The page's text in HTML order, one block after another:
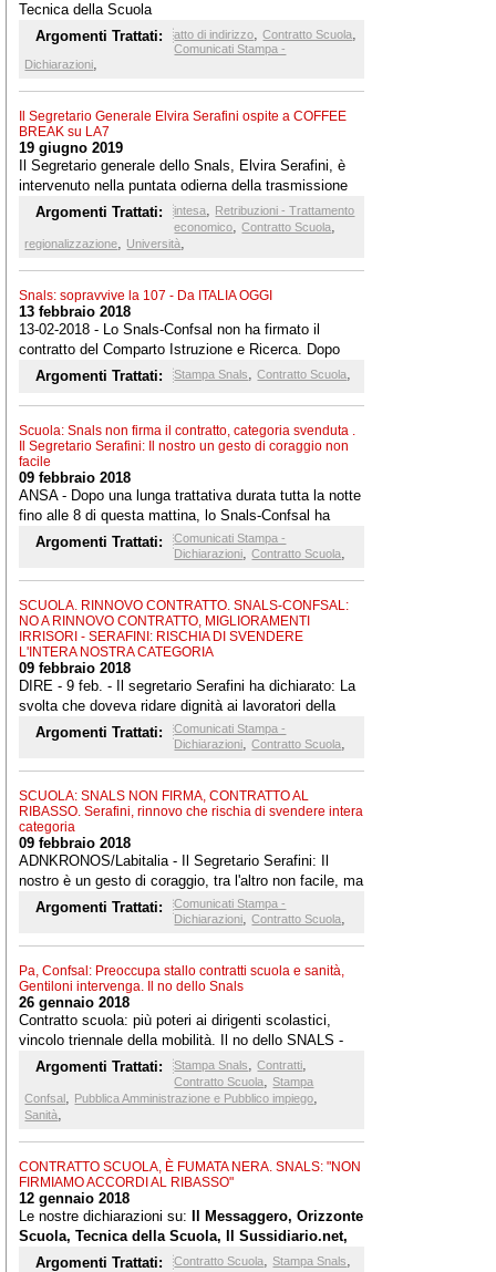
Tecnica della Scuola
Argomenti Trattati:
atto di indirizzo,Contratto Scuola,
Comunicati Stampa -
Dichiarazioni,
Il Segretario Generale Elvira Serafini ospite a COFFEE
BREAK su LA7
19 giugno 2019
Il Segretario generale dello Snals, Elvira Serafini, è
intervenuto nella puntata odierna della trasmissione
Coffee Break, talk show di approfondimento politico e
di attualità de La7, condotto da Andrea Pancani.
Argomenti Trattati: intesa, Retribuzioni - Trattamento
economico,Contratto Scuola,
regionalizzazione, Università,
Snals: sopravvive la 107 - Da ITALIA OGGI
13 febbraio 2018
13-02-2018 - Lo Snals-Confsal non ha firmato il
contratto del Comparto Istruzione e Ricerca. Dopo
mesi di incontri insoddisfacenti, la trattativa si è
conclusa in maniera approssimativa e in assenza di
approfondimento. ...Il tutto in una nottata. Il contratto,
chiuso in regime di vigenza della legge 107, ne
ripropone tutti gli istituti
Argomenti Trattati: Stampa Snals,Contratto Scuola,
Scuola: Snals non firma il contratto, categoria svenduta .
Il Segretario Serafini: Il nostro un gesto di coraggio non
facile
09 febbraio 2018
ANSA - Dopo una lunga trattativa durata tutta la notte
fino alle 8 di questa mattina, lo Snals-Confsal ha
deciso di non firmare il contratto del comparto
Istruzione e Ricerca. Per il Sindacato i miglioramenti
Argomenti Trattati:
Comunicati Stampa -
Dichiarazioni,Contratto Scuola,
SCUOLA. RINNOVO CONTRATTO. SNALS-CONFSAL:
NO A RINNOVO CONTRATTO, MIGLIORAMENTI
IRRISORI - SERAFINI: RISCHIA DI SVENDERE
L'INTERA NOSTRA CATEGORIA
09 febbraio 2018
DIRE - 9 feb. - Il segretario Serafini ha dichiarato: La
svolta che doveva ridare dignità ai lavoratori della
scuola non c'è stata. Dato che attendevamo questo
rinnovo da quasi dieci anni abbiamo portato avanti la
che rischia di svendere l'intera nostra categoria.
Abbiamo preferito dire di no
Argomenti Trattati:
Comunicati Stampa -
Dichiarazioni,Contratto Scuola,
SCUOLA: SNALS NON FIRMA, CONTRATTO AL
RIBASSO. Serafini, rinnovo che rischia di svendere intera
categoria
09 febbraio 2018
ADNKRONOS/Labitalia - Il Segretario Serafini: Il
nostro è un gesto di coraggio, tra l'altro non facile, ma
abbiamo voluto dire basta a questa politica al ribasso
che non investe nella scuola, nell'università,
desse un segnale d'inversione di tendenza, fatto di
rispetto, considerazione, investimento, ma così non è
stato.
Argomenti Trattati:
Comunicati Stampa -
Dichiarazioni,Contratto Scuola,
Pa, Confsal: Preoccupa stallo contratti scuola e sanità,
Gentiloni intervenga. Il no dello Snals
26 gennaio 2018
Contratto scuola: più poteri ai dirigenti scolastici,
vincolo triennale della mobilità. Il no dello SNALS -
Contratti, la Confsal: mancano le condizioni per il
rinnovo di quelli sanità e scuola.... - ADNKRONOS,
ITALIA OGGI, DIRE, IL DIARIO DEL LAVORO,
TECNICA DELLA SCUOLA, ORIZZONTE SCUOLA,
LIBERO QUOTIDIANO, IL DENARO, IL DUBBIO,
AFFARITALIANI.IT, SASSARINOTIZIE.COM. Le
dichiarazioni di Margiotta riprese anche da IL
MESSAGGERO e IL MATTINO
Argomenti Trattati: Stampa Snals,Contratti,
Contratto Scuola,Stampa
Confsal, Pubblica Amministrazione e Pubblico impiego,
Sanità,
CONTRATTO SCUOLA, È FUMATA NERA. SNALS: "NON
FIRMIAMO ACCORDI AL RIBASSO"
12 gennaio 2018
Le nostre dichiarazioni su:
Il Messaggero, Orizzonte
Scuola, Tecnica della Scuola, Il Sussidiario.net,
Askanews, e altre testate
Argomenti Trattati: Contratto Scuola,Stampa Snals,